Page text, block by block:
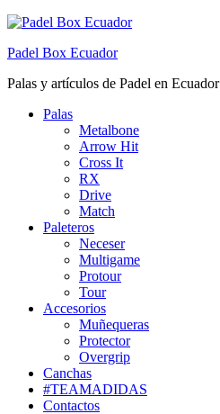
Padel Box Ecuador
Palas y artículos de Padel en Ecuador
Palas
Metalbone
Arrow Hit
Cross It
RX
Drive
Match
Paleteros
Neceser
Multigame
Protour
Tour
Accesorios
Muñequeras
Protector
Overgrip
Canchas
#TEAMADIDAS
Contactos